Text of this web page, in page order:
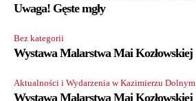
Uwaga! Gęste mgły
Bez kategorii
Wystawa Malarstwa Mai Kozłowskiej
Aktualności i Wydarzenia w Kazimierzu Dolnym
Wystawa Malarstwa Mai Kozłowskiej